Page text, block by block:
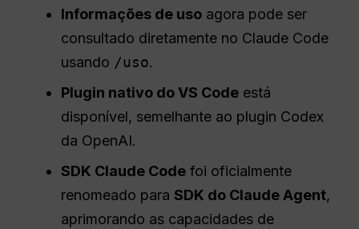
Informações de uso agora pode ser
consultado diretamente no Claude Code
usando /uso.
Plugin nativo do VS Code está
disponível, semelhante ao plugin Codex
da OpenAI.
SDK Claude Code foi oficialmente
renomeado paraSDK do Claude Agent,
aprimorando as capacidades de